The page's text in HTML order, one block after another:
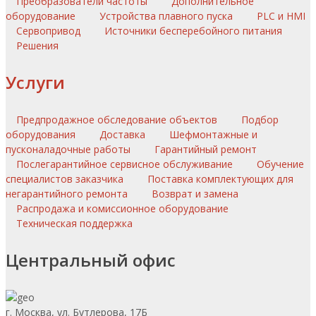
оборудование
Устройства плавного пуска
PLC и HMI
Сервопривод
Источники бесперебойного питания
Решения
Услуги
Предпродажное обследование объектов
Подбор
оборудования
Доставка
Шефмонтажные и
пусконаладочные работы
Гарантийный ремонт
Послегарантийное сервисное обслуживание
Обучение
специалистов заказчика
Поставка комплектующих для
негарантийного ремонта
Возврат и замена
Распродажа и комиссионное оборудование
Техническая поддержка
Центральный офис
г. Москва, ул. Бутлерова, 17Б